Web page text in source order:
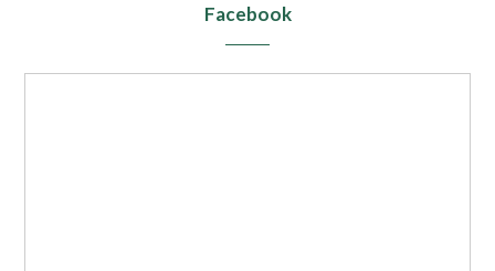
Facebook